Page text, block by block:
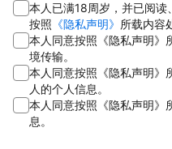
本人已满18周岁，并已阅读
按照 《隐私声明》 所载内容
本人同意按照《隐私声明》
境传输。
本人同意按照《隐私声明》
人的个人信息。
本人同意按照《隐私声明》
息。